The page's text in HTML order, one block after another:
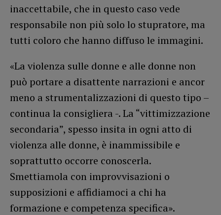
inaccettabile, che in questo caso vede
responsabile non più solo lo stupratore, ma
tutti coloro che hanno diffuso le immagini.
«La violenza sulle donne e alle donne non
può portare a disattente narrazioni e ancor
meno a strumentalizzazioni di questo tipo –
continua la consigliera -. La “vittimizzazione
secondaria”, spesso insita in ogni atto di
violenza alle donne, è inammissibile e
soprattutto occorre conoscerla.
Smettiamola con improvvisazioni o
supposizioni e affidiamoci a chi ha
formazione e competenza specifica».